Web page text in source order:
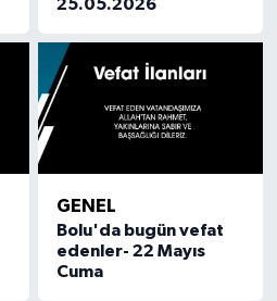
25.05.2026
GENEL
Bolu'da bugün vefat
edenler- 22 Mayıs
Cuma